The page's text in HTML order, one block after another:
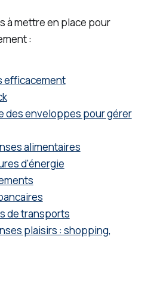
à mettre en place pour
:
efficacement
des enveloppes pour gérer
alimentaires
d'énergie
de transports
plaisirs : shopping,